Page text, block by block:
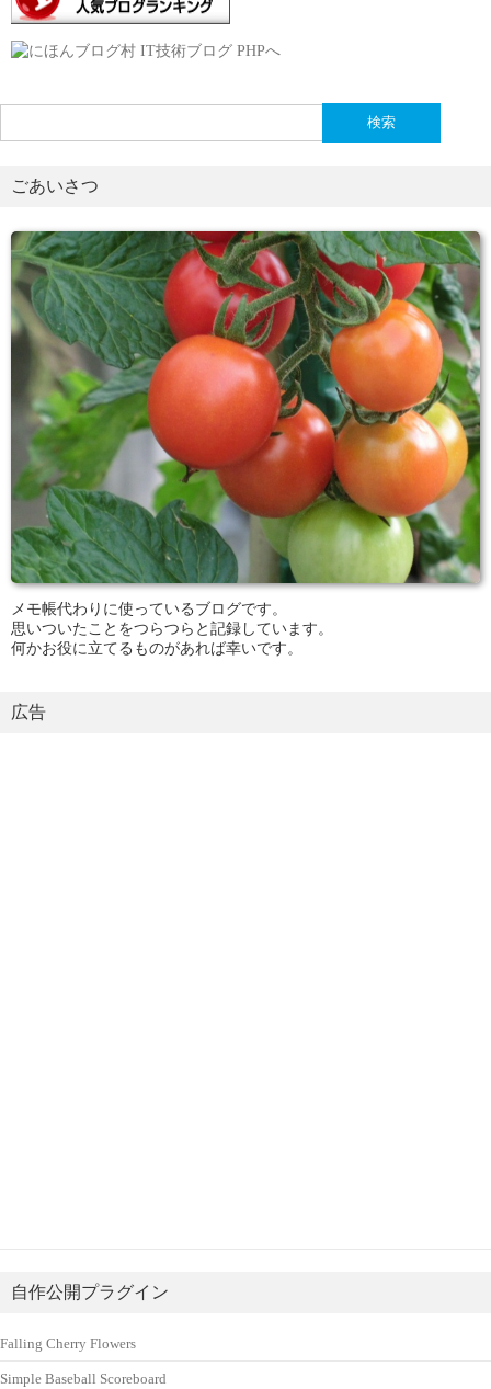
索:
ごあいさつ
メモ帳代わりに使っているブログです。
思いついたことをつらつらと記録しています。
何かお役に立てるものがあれば幸いです。
広告
自作公開プラグイン
Falling Cherry Flowers
Simple Baseball Scoreboard